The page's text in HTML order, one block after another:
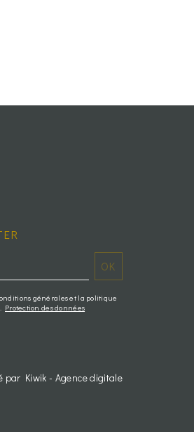
générales et la politique
Protection des données
par Kiwik - Agence digitale